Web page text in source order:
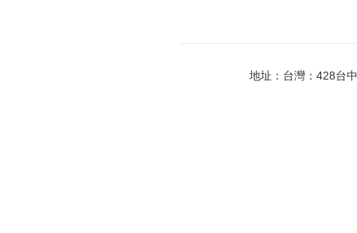
地址：台灣：428台